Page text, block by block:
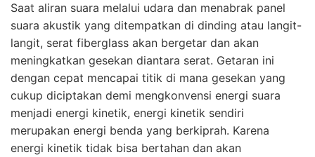
Saat aliran suara melalui udara dan menabrak panel
suara akustik yang ditempatkan di dinding atau langit-
langit, serat fiberglass akan bergetar dan akan
meningkatkan gesekan diantara serat. Getaran ini
dengan cepat mencapai titik di mana gesekan yang
cukup diciptakan demi mengkonvensi energi suara
menjadi energi kinetik, energi kinetik sendiri
merupakan energi benda yang berkiprah. Karena
energi kinetik tidak bisa bertahan dan akan